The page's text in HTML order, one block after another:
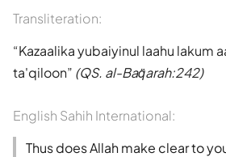
Transliteration:
Kazaalika yubaiyinul laahu lakum
ta'qiloon (QS. al-Baq̈arah:242)
English Sahih International:
Thus does Allah make clear to